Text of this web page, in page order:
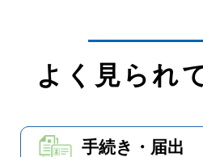
よく見られ
手続き・届出